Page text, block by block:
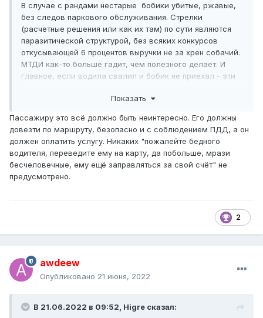
В случае с рандами нестарые бобики убитые, ржавые,
без следов паркового обслуживания. Стрелки
(расчетные решения или как их там) по сути являются
паразитической структурой, без всяких конкурсов
откусывающей 6 процентов выручки не за хрен собачий.
МТДИ как-то больше гадит, чем полезного делает. И
главное, если водила свалил и бобик не приехал - эти
Показать
Пассажиру это всё должно быть неинтересно. Его должны
довезти по маршруту, безопасно и с соблюдением ПДД, а он
должен оплатить услугу. Никаких "пожалейте бедного
водителя, переведите ему на карту, да побольше, мрази
бесчеловечные, ему ещё заправляться за свой счёт" не
предусмотрено.
2
awdeew
Опубликовано 21 июня, 2022
В 21.06.2022 в 09:52, Higre сказал: